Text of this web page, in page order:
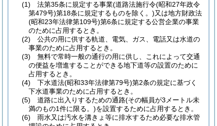
(1)
法第35条に規定する事業(道路法施行令(昭和27年政令
第479号)第18条に規定するものを除く。)又は地方財政法
(昭和23年法律第109号)第6条に規定する公営企業の事業
のために占用するとき。
(2)
公共の用に供する軌道、電気、ガス、電話又は水道の
事業のために占用するとき。
(3)
無料で常時一般の通行の用に供し、これによって交通
の便益を増進することができる地下道等の設置のために
占用するとき。
(4)
下水道法(昭和33年法律第79号)第2条の規定に基づく
下水道事業のために占用するとき。
(5)
道路に出入りするための通路(その幅員が3メートル未
満のもの1件に限る。)を設置するために占用するとき。
(6)
雨水又は汚水を溝きょ等に排水するため必要な排水管